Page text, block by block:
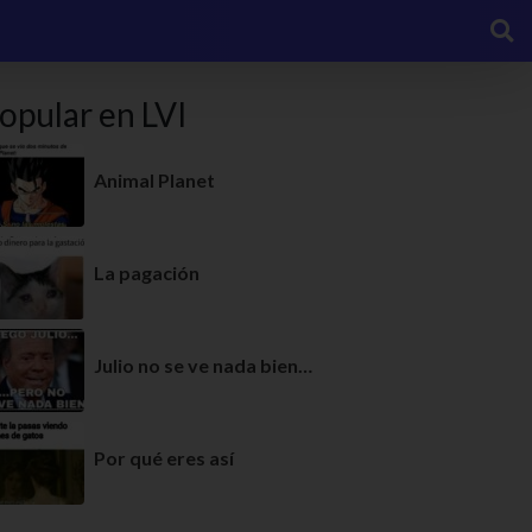
en LVI
Animal Planet
La pagación
Julio no se ve nada bien…
Por qué eres así